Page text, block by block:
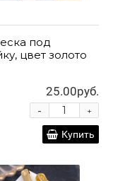
под
цвет золото
25.00руб.
+
-
Купить